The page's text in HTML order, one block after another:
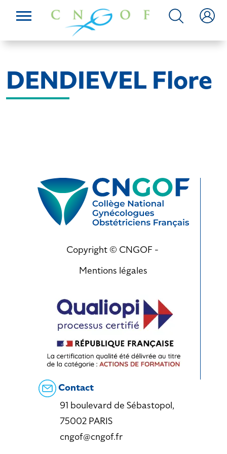
DENDIEVEL Flore
Copyright © CNGOF -
Mentions légales
Contact
91 boulevard de Sébastopol,
75002 PARIS
cngof@cngof.fr